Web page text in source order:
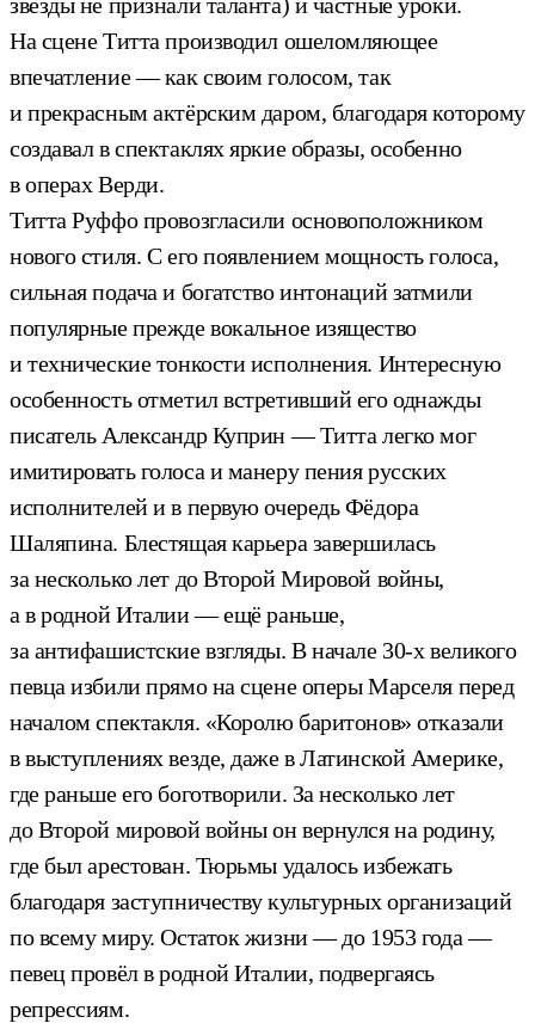
На сцене Титта производил ошеломляющее
впечатление — как своим голосом, так
и прекрасным актёрским даром, благодаря которому
создавал в спектаклях яркие образы, особенно
в операх Верди.
Титта Руффо провозгласили основоположником
нового стиля. С его появлением мощность голоса,
сильная подача и богатство интонаций затмили
популярные прежде вокальное изящество
и технические тонкости исполнения. Интересную
особенность отметил встретивший его однажды
писатель Александр Куприн — Титта легко мог
имитировать голоса и манеру пения русских
исполнителей и в первую очередь Фёдора
Шаляпина. Блестящая карьера завершилась
за несколько лет до Второй Мировой войны,
а в родной Италии — ещё раньше,
за антифашистские взгляды. В начале 30-х великого
певца избили прямо на сцене оперы Марселя перед
началом спектакля. «Королю баритонов» отказали
в выступлениях везде, даже в Латинской Америке,
где раньше его боготворили. За несколько лет
до Второй мировой войны он вернулся на родину,
где был арестован. Тюрьмы удалось избежать
благодаря заступничеству культурных организаций
по всему миру. Остаток жизни — до 1953 года —
певец провёл в родной Италии, подвергаясь
репрессиям.